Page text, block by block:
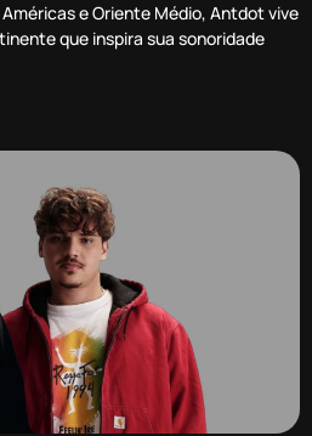
e Oriente Médio, Antdot vive
que inspira sua sonoridade